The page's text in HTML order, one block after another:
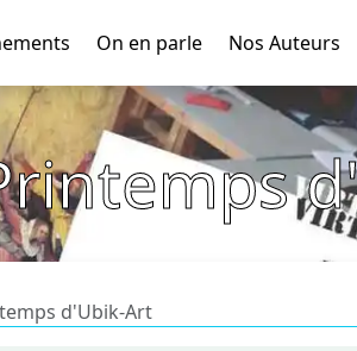
On en parle Nos Auteurs
d'Ubik-Art